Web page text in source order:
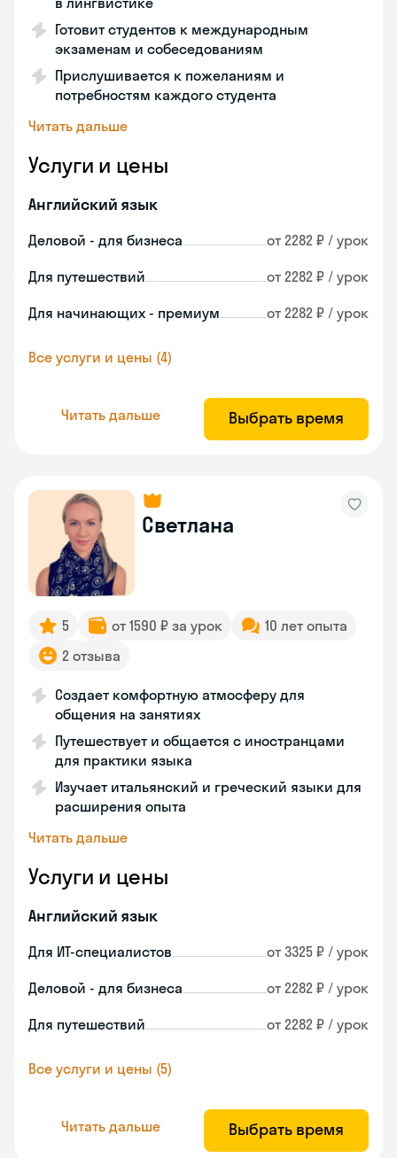
Готовит студентов к международным
экзаменам и собеседованиям
Прислушивается к пожеланиям и
потребностям каждого студента
Читать дальше
Услуги и цены
Английский язык
Деловой - для бизнеса от 2282 ₽ / урок
Для путешествий от 2282 ₽ / урок
Для начинающих - премиум от 2282 ₽ / урок
Все услуги и цены (4)
Читать дальше Выбрать время
Светлана
5 от 1590 ₽ за урок
10 лет опыта
2 отзыва
Создает комфортную атмосферу для
общения на занятиях
Путешествует и общается с иностранцами
для практики языка
Изучает итальянский и греческий языки для
расширения опыта
Читать дальше
Услуги и цены
Английский язык
Для ИТ-специалистов от 3325 ₽ / урок
Деловой - для бизнеса от 2282 ₽ / урок
Для путешествий от 2282 ₽ / урок
Все услуги и цены (5)
Читать дальше Выбрать время